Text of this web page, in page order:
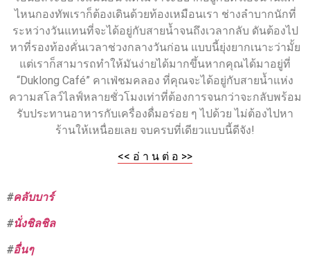
ไหนกองทัพเราก็ต้องเดินด้วยท้องเหมือนเรา ช่างลำบากนักที่
ระหว่างวันแทนที่จะได้อยู่กับสายน้ำจนถึงเวลากลับ ดันต้องไป
หาที่รองท้องคั่นเวลาช่วงกลางวันก่อน แบบนี้ยุ่งยากเนาะว่ามั้ย
แต่เราก็สามารถทำให้มันง่ายได้มากขึ้นหากคุณได้มาอยู่ที่
“Duklong Café” คาเฟ่ชมคลอง ที่คุณจะได้อยู่กับสายน้ำแห่ง
ความสโลว์ไลฟ์หลายชั่วโมงเท่าที่ต้องการจนกว่าจะกลับพร้อม
รับประทานอาหารกับเครื่องดื่มอร่อย ๆ ไปด้วย ไม่ต้องไปหา
ร้านให้เหนื่อยเลย จบครบที่เดียวแบบนี้ดีจัง!
<< อ่ า น ต่ อ >>
#คลับบาร์
#นั่งชิลชิล
#อื่นๆ